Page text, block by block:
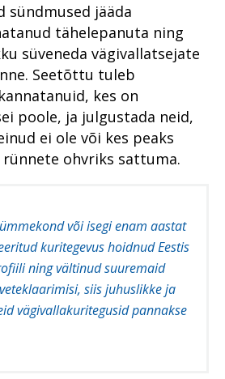
sündmused jääda
tähelepanuta ning
süveneda vägivallatsejate
Seetõttu tuleb
kes on
poole, ja julgustada neid,
ei ole või kes peaks
ohvriks sattuma.
või isegi enam aastat
kuritegevus hoidnud Eestis
ning vältinud suuremaid
siis juhuslikke ja
vägivallakuritegusid pannakse